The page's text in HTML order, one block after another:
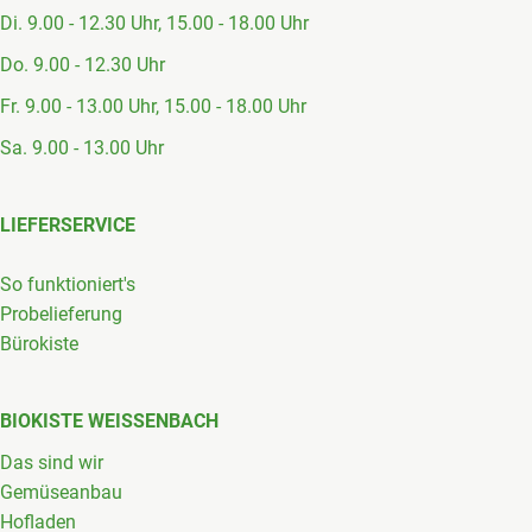
Di. 9.00 - 12.30 Uhr, 15.00 - 18.00 Uhr
Do. 9.00 - 12.30 Uhr
Fr. 9.00 - 13.00 Uhr, 15.00 - 18.00 Uhr
Sa. 9.00 - 13.00 Uhr
LIEFERSERVICE
So funktioniert's
Probelieferung
Bürokiste
BIOKISTE WEISSENBACH
Das sind wir
Gemüseanbau
Hofladen